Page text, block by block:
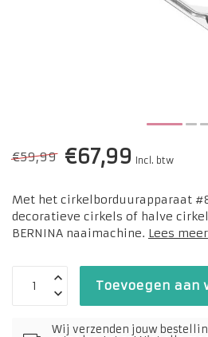
€59,99 €67,99 Incl. btw
Met het cirkelborduurapparaat
decoratieve cirkels of halve
BERNINA naaimachine. Lees meer
Toevoegen aan
Wij verzenden jouw